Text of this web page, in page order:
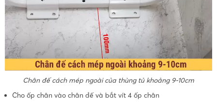
Chân đế cách mép ngoài của thùng tủ khoảng 9-10cm
Cho ốp chân vào chân đế và bắt vít 4 ốp chân